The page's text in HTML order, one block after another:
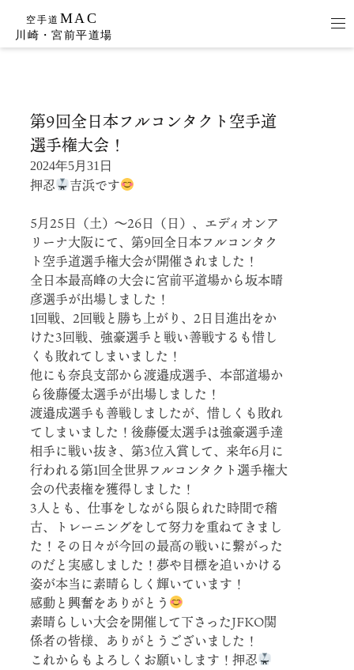
content第9回全日本フルコンタクト空手道
選手権大会！
2024年5月31日
押忍
吉浜です
5月25日（土）〜26日（日）、エディオンア
リーナ大阪にて、第9回全日本フルコンタク
ト空手道選手権大会が開催されました！
全日本最高峰の大会に宮前平道場から坂本晴
彦選手が出場しました！
1回戦、2回戦と勝ち上がり、2日目進出をか
けた3回戦、強豪選手と戦い善戦するも惜し
くも敗れてしまいました！
他にも奈良支部から渡邉成選手、本部道場か
ら後藤優太選手が出場しました！
渡邉成選手も善戦しましたが、惜しくも敗れ
てしまいました！後藤優太選手は強豪選手達
相手に戦い抜き、第3位入賞して、来年6月に
行われる第1回全世界フルコンタクト選手権大
会の代表権を獲得しました！
3人とも、仕事をしながら限られた時間で稽
古、トレーニングをして努力を重ねてきまし
た！その日々が今回の最高の戦いに繋がった
のだと実感しました！夢や目標を追いかける
姿が本当に素晴らしく輝いています！
感動と興奮をありがとう
素晴らしい大会を開催して下さったJFKO関
係者の皆様、ありがとうございました！
これからもよろしくお願いします！押忍